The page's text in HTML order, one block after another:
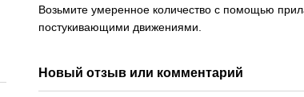
Возьмите умеренное количество с помощью
постукивающими движениями.
Новый отзыв или комментарий